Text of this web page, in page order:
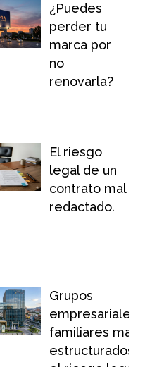
¿Puedes
perder tu
marca por
no
renovarla?
El riesgo
legal de un
contrato mal
redactado.
Grupos
empresariales
familiares mal
estructurados: